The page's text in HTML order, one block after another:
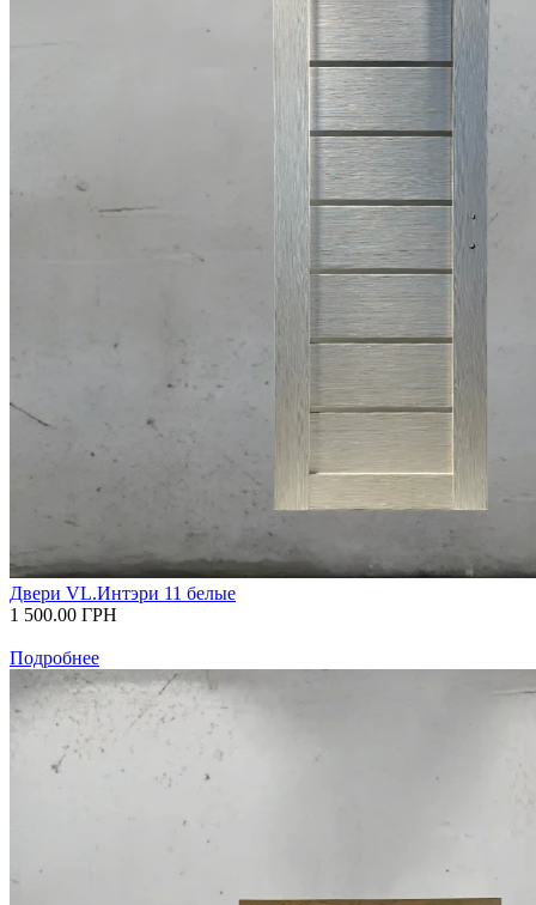
Двери VL.Интэри 11 белые
1 500.00 ГРН
Подробнее